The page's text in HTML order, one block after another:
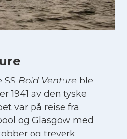
SS Bold Venture ble
1941 av den tyske
var på reise fra
og Glasgow med
og treverk.